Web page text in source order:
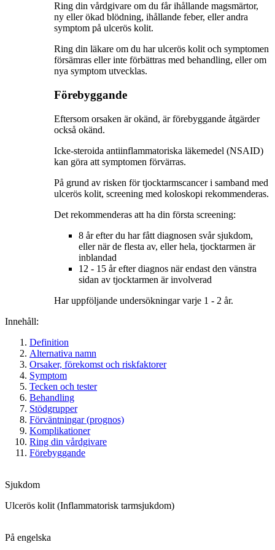
Ring din vårdgivare om du får ihållande magsmärtor,
ny eller ökad blödning, ihållande feber, eller andra
symptom på ulcerös kolit.
Ring din läkare om du har ulcerös kolit och symptomen
försämras eller inte förbättras med behandling, eller om
nya symptom utvecklas.
Förebyggande
Eftersom orsaken är okänd, är förebyggande åtgärder
också okänd.
Icke-steroida antiinflammatoriska läkemedel (NSAID)
kan göra att symptomen förvärras.
På grund av risken för tjocktarmscancer i samband med
ulcerös kolit, screening med koloskopi rekommenderas.
Det rekommenderas att ha din första screening:
8 år efter du har fått diagnosen svår sjukdom,
eller när de flesta av, eller hela, tjocktarmen är
inblandad
12 - 15 år efter diagnos när endast den vänstra
sidan av tjocktarmen är involverad
Har uppföljande undersökningar varje 1 - 2 år.
Innehåll:
Definition
Alternativa namn
Orsaker, förekomst och riskfaktorer
Symptom
Tecken och tester
Behandling
Stödgrupper
Förväntningar (prognos)
Komplikationer
Ring din vårdgivare
Förebyggande
Sjukdom
Ulcerös kolit (Inflammatorisk tarmsjukdom)
På engelska